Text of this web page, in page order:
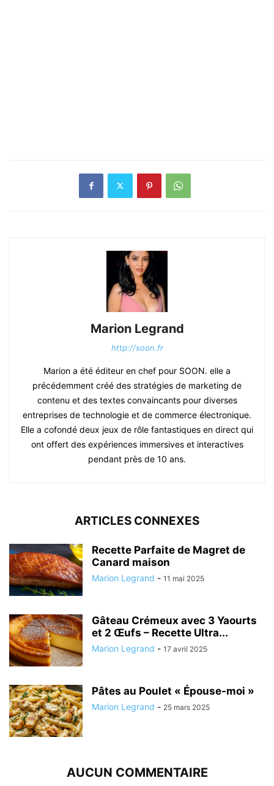
Marion Legrand
http://soon.fr
Marion a été éditeur en chef pour SOON. elle a
précédemment créé des stratégies de marketing de
contenu et des textes convaincants pour diverses
entreprises de technologie et de commerce électronique.
Elle a cofondé deux jeux de rôle fantastiques en direct qui
ont offert des expériences immersives et interactives
pendant près de 10 ans.
ARTICLES CONNEXES
Recette Parfaite de Magret de
Canard maison
Marion Legrand - 11 mai 2025
Gâteau Crémeux avec 3 Yaourts
et 2 Œufs – Recette Ultra...
Marion Legrand - 17 avril 2025
Pâtes au Poulet « Épouse-moi »
Marion Legrand - 25 mars 2025
AUCUN COMMENTAIRE